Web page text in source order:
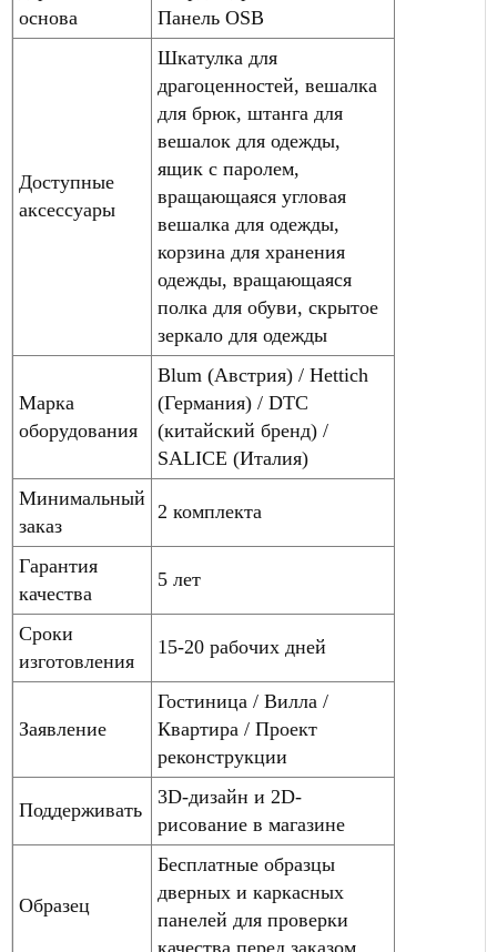
основа
Панель OSB
Доступные
аксессуары
Шкатулка для
драгоценностей, вешалка
для брюк, штанга для
вешалок для одежды,
ящик с паролем,
вращающаяся угловая
вешалка для одежды,
корзина для хранения
одежды, вращающаяся
полка для обуви, скрытое
зеркало для одежды
Марка
оборудования
Blum (Австрия) / Hettich
(Германия) / DTC
(китайский бренд) /
SALICE (Италия)
Минимальный
заказ
2 комплекта
Гарантия
качества
5 лет
Сроки
изготовления
15-20 рабочих дней
Заявление
Гостиница / Вилла /
Квартира / Проект
реконструкции
Поддерживать
3D-дизайн и 2D-
рисование в магазине
Образец
Бесплатные образцы
дверных и каркасных
панелей для проверки